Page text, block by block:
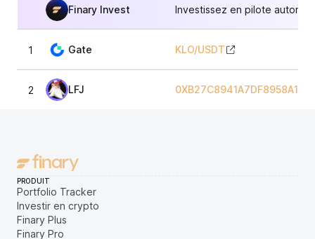
Finary Invest Investissez en pilote
1 Gate KLO/USDT
2 LFJ
PRODUIT
Portfolio Tracker
Investir en crypto
Finary Plus
Finary Pro